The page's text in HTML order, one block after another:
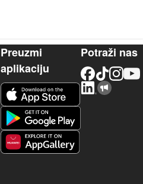
Preuzmi
aplikaciju
Potraži nas